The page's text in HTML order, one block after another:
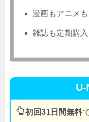
漫画もアニメ
雑誌も定期購
U-
初回31日間無料